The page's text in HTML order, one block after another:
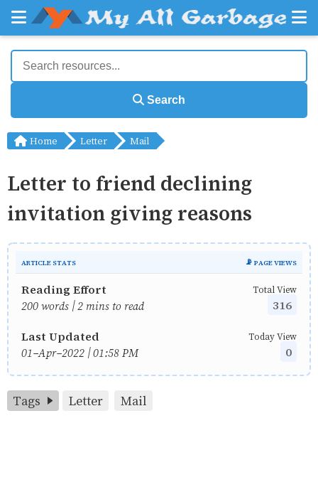
Search
Home Letter Mail
Letter to friend declining
invitation giving reasons
ARTICLE STATS 📡 PAGE VIEWS
Reading Effort
200 words | 2 mins to read
Total View
316
Last Updated
01-Apr-2022 | 01:58 PM
Today View
0
Tags Letter Mail